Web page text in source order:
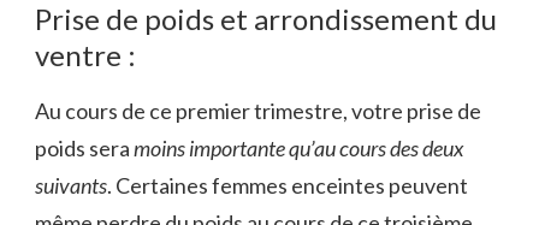
Prise de poids et arrondissement du
ventre :
Au cours de ce premier trimestre, votre prise de
poids seramoins importante qu’au cours des deux
suivants. Certaines femmes enceintes peuvent